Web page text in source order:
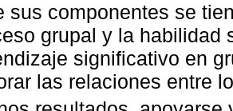
sus componentes se
grupal y la habilidad
significativo en
las relaciones entre